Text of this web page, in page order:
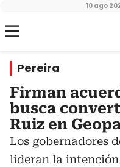
10 ago
Pereira
Firman
busca
Ruiz en
Los gobernadores
lideran la intención